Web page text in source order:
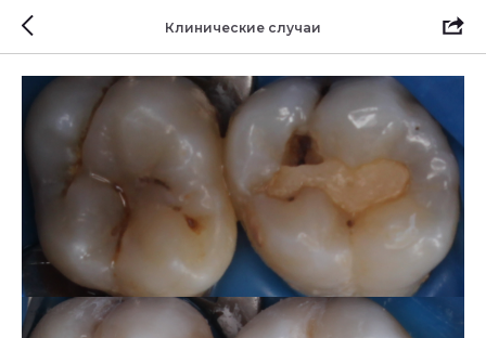
Клинические случаи